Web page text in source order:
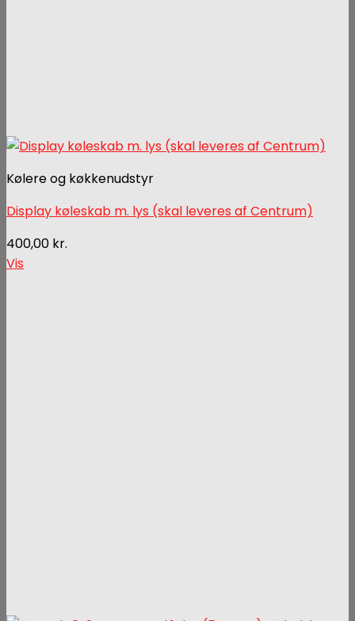
Kølere og køkkenudstyr
Display køleskab m. lys (skal leveres af Centrum)
400,00 kr.
Vis